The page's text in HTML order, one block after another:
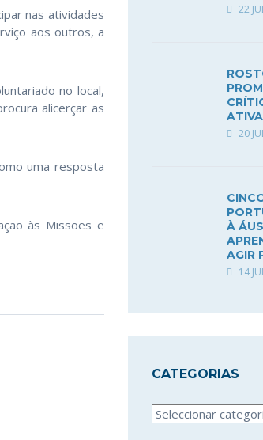
nas atividades
aos outros, a
no local,
alicerçar as
uma resposta
às Missões e
22
20
À
AGIR
14
CATEGORIAS
Categorias